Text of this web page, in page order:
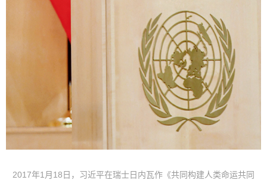
2017年1月18日，习近平在瑞士日内瓦作《共同构建人类命运共同